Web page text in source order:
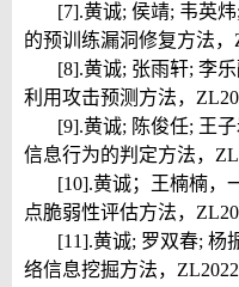
[7].黄诚; 侯靖; 韦英
的预训练漏洞修复方法，
[8].黄诚; 张雨轩; 李
利用攻击预测方法，
[9].黄诚; 陈俊任; 王
信息行为的判定方法，
[10].黄诚；王楠楠，
点脆弱性评估方法，
[11].黄诚; 罗双春; 杨
络信息挖掘方法，